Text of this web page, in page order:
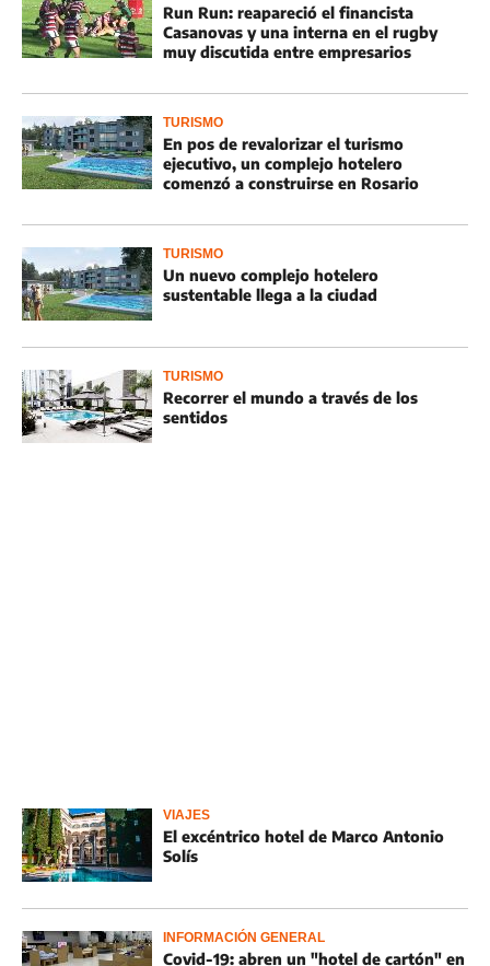
Run Run: reapareció el financista
Casanovas y una interna en el rugby
muy discutida entre empresarios
TURISMO
En pos de revalorizar el turismo
ejecutivo, un complejo hotelero
comenzó a construirse en Rosario
TURISMO
Un nuevo complejo hotelero
sustentable llega a la ciudad
TURISMO
Recorrer el mundo a través de los
sentidos
VIAJES
El excéntrico hotel de Marco Antonio
Solís
INFORMACIÓN GENERAL
Covid-19: abren un "hotel de cartón" en